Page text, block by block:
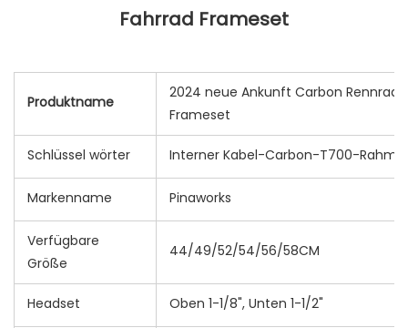
Produktname
2024 neue Ankunft Carbon Rennrad
Frameset
Schlüssel wörter Interner Kabel-Carbon-T700-
Markenname Pinaworks
Verfügbare
Größe
44/49/52/54/56/58CM
Headset Oben 1-1/8", Unten 1-1/2"